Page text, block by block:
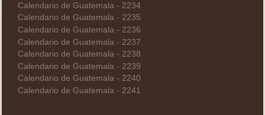
Calendario de Guatemala - 2234
Calendario de Guatemala - 2235
Calendario de Guatemala - 2236
Calendario de Guatemala - 2237
Calendario de Guatemala - 2238
Calendario de Guatemala - 2239
Calendario de Guatemala - 2240
Calendario de Guatemala - 2241